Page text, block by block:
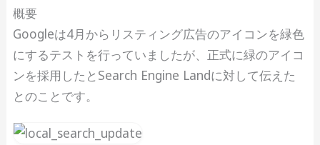
概要
Googleは4月からリスティング広告のアイコンを緑色
にするテストを行っていましたが、正式に緑のアイコ
ンを採用したとSearch Engine Landに対して伝えた
とのことです。